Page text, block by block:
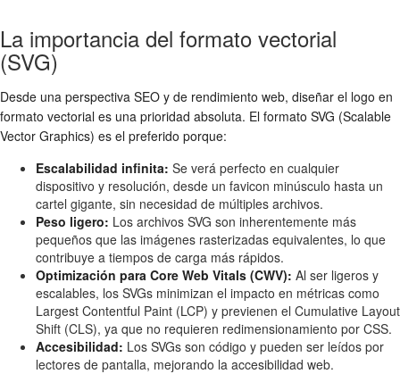
La importancia del formato vectorial
(SVG)
Desde una perspectiva SEO y de rendimiento web, diseñar el logo en
formato vectorial es una prioridad absoluta. El formato SVG (Scalable
Vector Graphics) es el preferido porque:
Escalabilidad infinita: Se verá perfecto en cualquier
dispositivo y resolución, desde un favicon minúsculo hasta un
cartel gigante, sin necesidad de múltiples archivos.
Peso ligero: Los archivos SVG son inherentemente más
pequeños que las imágenes rasterizadas equivalentes, lo que
contribuye a tiempos de carga más rápidos.
Optimización para Core Web Vitals (CWV): Al ser ligeros y
escalables, los SVGs minimizan el impacto en métricas como
Largest Contentful Paint (LCP) y previenen el Cumulative Layout
Shift (CLS), ya que no requieren redimensionamiento por CSS.
Accesibilidad: Los SVGs son código y pueden ser leídos por
lectores de pantalla, mejorando la accesibilidad web.